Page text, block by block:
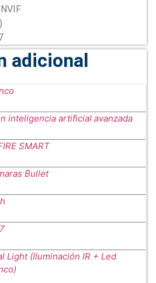
adicional
inteligencia artificial avanzada
SMART
Bullet
Light (Iluminación IR + Led